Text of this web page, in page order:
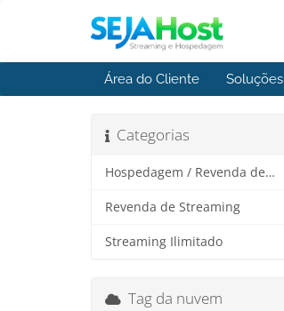
Área do Cliente Soluções
Categorias
Hospedagem / Revenda de Hospedagem
Revenda de Streaming
Streaming Ilimitado
Tag da nuvem